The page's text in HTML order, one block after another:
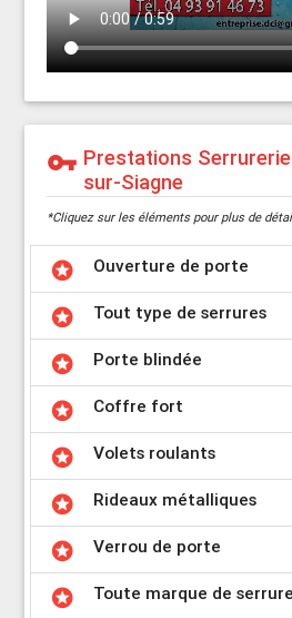
vpn_key Prestations
sur-Siagne
*Cliquez sur les éléments pour plus de
stars Ouverture de porte
stars Tout type de serrures
stars Porte blindée
stars Coffre fort
stars Volets roulants
stars Rideaux métalliques
stars Verrou de porte
stars Toute marque de